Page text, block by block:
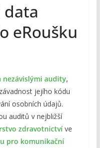
data
eRoušku
nezávislými audity,
jejího kódu
osobních údajů.
auditů v nejbližší
zdravotnictvíve
pro komunikační